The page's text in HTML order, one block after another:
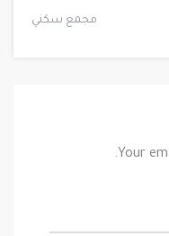
مجمع سكني
Your